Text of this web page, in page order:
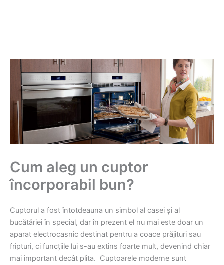
Cum aleg un cuptor
încorporabil bun?
Cuptorul a fost întotdeauna un simbol al casei și al
bucătăriei în special, dar în prezent el nu mai este doar un
aparat electrocasnic destinat pentru a coace prăjituri sau
fripturi, ci funcțiile lui s-au extins foarte mult, devenind chiar
mai important decât plita. Cuptoarele moderne sunt